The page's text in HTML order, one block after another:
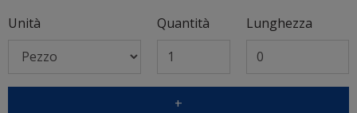
Unità
Quantità Lunghezza
+